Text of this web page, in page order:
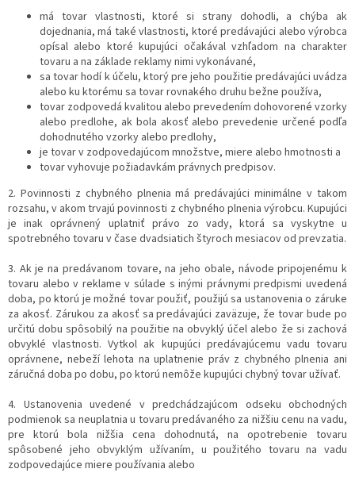
má tovar vlastnosti, ktoré si strany dohodli, a chýba ak
dojednania, má také vlastnosti, ktoré predávajúci alebo výrobca
opísal alebo ktoré kupujúci očakával vzhľadom na charakter
tovaru a na základe reklamy nimi vykonávané,
sa tovar hodí k účelu, ktorý pre jeho použitie predávajúci uvádza
alebo ku ktorému sa tovar rovnakého druhu bežne používa,
tovar zodpovedá kvalitou alebo prevedením dohovorené vzorky
alebo predlohe, ak bola akosť alebo prevedenie určené podľa
dohodnutého vzorky alebo predlohy,
je tovar v zodpovedajúcom množstve, miere alebo hmotnosti a
tovar vyhovuje požiadavkám právnych predpisov.
2. Povinnosti z chybného plnenia má predávajúci minimálne v takom
rozsahu, v akom trvajú povinnosti z chybného plnenia výrobcu. Kupujúci
je inak oprávnený uplatniť právo zo vady, ktorá sa vyskytne u
spotrebného tovaru v čase dvadsiatich štyroch mesiacov od prevzatia.
3. Ak je na predávanom tovare, na jeho obale, návode pripojenému k
tovaru alebo v reklame v súlade s inými právnymi predpismi uvedená
doba, po ktorú je možné tovar použiť, použijú sa ustanovenia o záruke
za akosť. Zárukou za akosť sa predávajúci zaväzuje, že tovar bude po
určitú dobu spôsobilý na použitie na obvyklý účel alebo že si zachová
obvyklé vlastnosti. Vytkol ak kupujúci predávajúcemu vadu tovaru
oprávnene, nebeží lehota na uplatnenie práv z chybného plnenia ani
záručná doba po dobu, po ktorú nemôže kupujúci chybný tovar užívať.
4. Ustanovenia uvedené v predchádzajúcom odseku obchodných
podmienok sa neuplatnia u tovaru predávaného za nižšiu cenu na vadu,
pre ktorú bola nižšia cena dohodnutá, na opotrebenie tovaru
spôsobené jeho obvyklým užívaním, u použitého tovaru na vadu
zodpovedajúce miere používania alebo